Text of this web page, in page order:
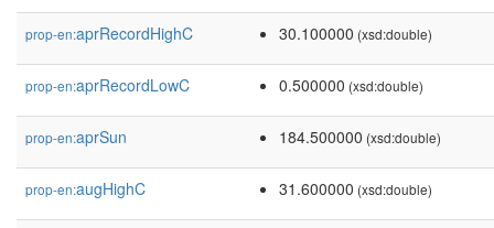
prop-en:aprRecordHighC 30.100000 (xsd:double)
prop-en:aprRecordLowC 0.500000 (xsd:double)
prop-en:aprSun 184.500000 (xsd:double)
prop-en:augHighC 31.600000 (xsd:double)